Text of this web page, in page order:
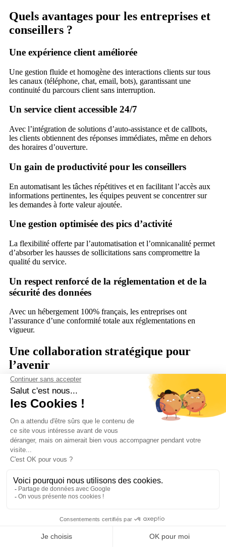
Quels avantages pour les entreprises et
conseillers ?
Une expérience client améliorée
Une gestion fluide et homogène des interactions clients sur tous
les canaux (téléphone, chat, email, bots), garantissant une
continuité du parcours client sans interruption.
Un service client accessible 24/7
Avec l’intégration de solutions d’auto-assistance et de callbots,
les clients obtiennent des réponses immédiates, même en dehors
des horaires d’ouverture.
Un gain de productivité pour les conseillers
En automatisant les tâches répétitives et en facilitant l’accès aux
informations pertinentes, les équipes peuvent se concentrer sur
les demandes à forte valeur ajoutée.
Une gestion optimisée des pics d’activité
La flexibilité offerte par l’automatisation et l’omnicanalité permet
d’absorber les hausses de sollicitations sans compromettre la
qualité du service.
Un respect renforcé de la réglementation et de la
sécurité des données
Avec un hébergement 100% français, les entreprises ont
l’assurance d’une conformité totale aux réglementations en
vigueur.
Une collaboration stratégique pour
l’avenir
Avec une roadmap ambitieuse, Axialys et Djiin prévoient
d’intégrer de nouvelles innovations pour aller encore plus loin
dans la digitalisation de la relation client. Ce partenariat marque
une étape importante pour les entreprises cherchant à moderniser
leur service client et à optimiser leur performance opérationnelle.
Vous souhaitez en savoir plus ? Contactez-nous pour découvrir
comment Axialys et Djiin peuvent transformer votre expérience
client.
Service client